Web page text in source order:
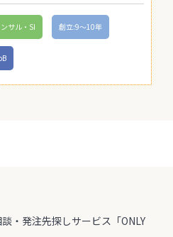
サル・SI 創立:9〜10年
・発注先探しサービス「ONLY